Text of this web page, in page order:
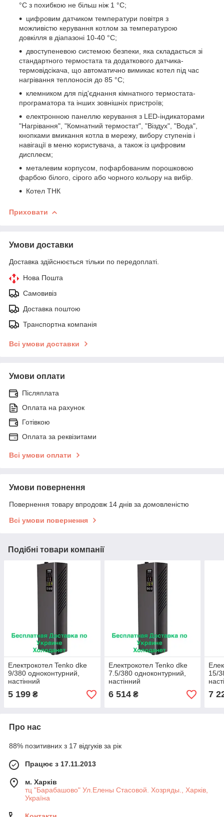
°C з похибкою не більш ніж 1 °C;
цифровим датчиком температури повітря з
можливістю керування котлом за температурою
довкілля в діапазоні 10-40 °C;
двоступеневою системою безпеки, яка складається зі
стандартного термостата та додаткового датчика-
термовідсікача, що автоматично вимикає котел під час
нагрівання теплоносія до 85 °C;
клемником для під'єднання кімнатного термостата-
програматора та інших зовнішніх пристроїв;
електронною панеллю керування з LED-індикаторами
"Нагрівання", "Комнатний термостат", "Віздух", "Вода",
кнопками вмикання котла в мережу, вибору ступенів і
навігації в меню користувача, а також із цифровим
дисплеєм;
металевим корпусом, пофарбованим порошковою
фарбою білого, сірого або чорного кольору на вибір.
Котел ТНК
Приховати
Умови доставки
Доставка здійснюється тільки по передоплаті.
Нова Пошта
Самовивіз
Доставка поштою
Транспортна компанія
Всі умови доставки
Умови оплати
Післяплата
Оплата на рахунок
Готівкою
Оплата за реквізитами
Всі умови оплати
Умови повернення
Повернення товару впродовж 14 днів за домовленістю
Всі умови повернення
Подібні товари компанії
Електрокотел Tenko dke
9/380 одноконтурний,
настінний
5 199 ₴
Електрокотел Tenko dke
7.5/380 одноконтурний,
настінний
6 514₴
15/
7
Про нас
88% позитивних з 17 відгуків за рік
Працює з 17.11.2013
м. Харків
тц "Барабашово" Ул.Елены Стасовой. Хозряды., Харків,
Україна